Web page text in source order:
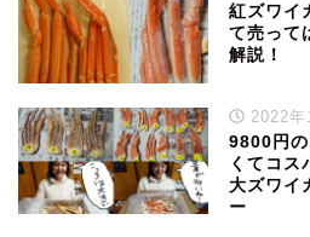
紅ズワイ
て売って
解説！
2022年
9800円
くてコス
大ズワイ
ー